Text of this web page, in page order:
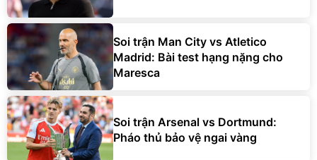
Soi trận Man City vs Atletico
Madrid: Bài test hạng nặng cho
Maresca
Soi trận Arsenal vs Dortmund:
Pháo thủ bảo vệ ngai vàng